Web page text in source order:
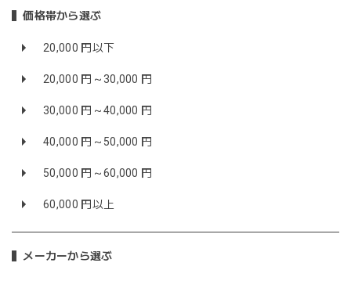
価格帯から選ぶ
20,000 円以下
20,000 円～30,000 円
30,000 円～40,000 円
40,000 円～50,000 円
50,000 円～60,000 円
60,000 円以上
メーカーから選ぶ